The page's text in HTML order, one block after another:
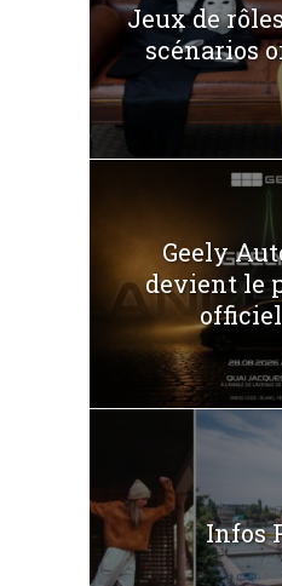
Jeux de
scénarios
Geely
devient le
officiel
Infos